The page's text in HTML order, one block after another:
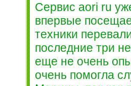
Сервис аori ru
впервые
техники
последние три
еще не очень
очень помогла